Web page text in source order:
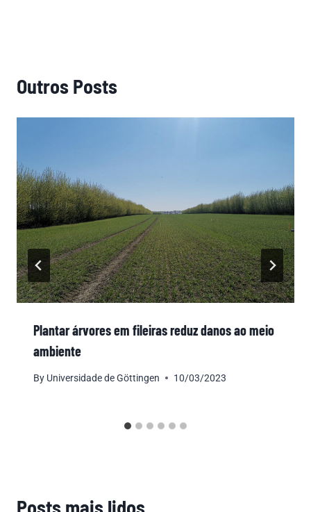
Outros Posts
Plantar árvores em fileiras reduz danos ao meio
ambiente
By Universidade de Göttingen 10/03/2023
Posts mais lidos